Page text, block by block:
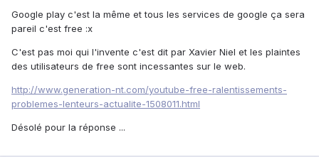
Google play c'est la même et tous les services de google ça sera
pareil c'est free :x
C'est pas moi qui l'invente c'est dit par Xavier Niel et les plaintes
des utilisateurs de free sont incessantes sur le web.
http://www.generation-nt.com/youtube-free-ralentissements-
problemes-lenteurs-actualite-1508011.html
Désolé pour la réponse ...